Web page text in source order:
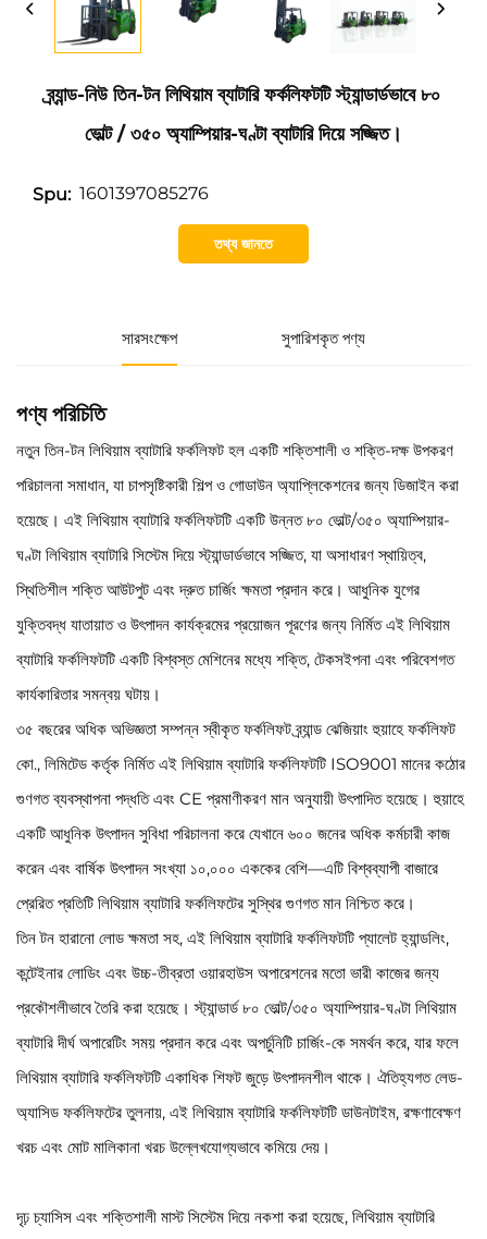
ব্র্যান্ড-নিউ তিন-টন লিথিয়াম ব্যাটারি ফর্কলিফটটি স্ট্যান্ডার্ডভাবে ৮০
ভোল্ট / ৩৫০ অ্যাম্পিয়ার-ঘণ্টা ব্যাটারি দিয়ে সজ্জিত।
Spu: 1601397085276
তথ্য জানতে
সারসংক্ষেপ সুপারিশকৃত পণ্য
পণ্য পরিচিতি
নতুন তিন-টন লিথিয়াম ব্যাটারি ফর্কলিফট হল একটি শক্তিশালী ও শক্তি-দক্ষ উপকরণ
পরিচালনা সমাধান, যা চাপসৃষ্টিকারী শিল্প ও গোডাউন অ্যাপ্লিকেশনের জন্য ডিজাইন করা
হয়েছে। এই লিথিয়াম ব্যাটারি ফর্কলিফটটি একটি উন্নত ৮০ ভোল্ট/৩৫০ অ্যাম্পিয়ার-
ঘণ্টা লিথিয়াম ব্যাটারি সিস্টেম দিয়ে স্ট্যান্ডার্ডভাবে সজ্জিত, যা অসাধারণ স্থায়িত্ব,
স্থিতিশীল শক্তি আউটপুট এবং দ্রুত চার্জিং ক্ষমতা প্রদান করে। আধুনিক যুগের
যুক্তিবদ্ধ যাতায়াত ও উৎপাদন কার্যক্রমের প্রয়োজন পূরণের জন্য নির্মিত এই লিথিয়াম
ব্যাটারি ফর্কলিফটটি একটি বিশ্বস্ত মেশিনের মধ্যে শক্তি, টেকসইপনা এবং পরিবেশগত
কার্যকারিতার সমন্বয় ঘটায়।
৩৫ বছরের অধিক অভিজ্ঞতা সম্পন্ন স্বীকৃত ফর্কলিফট ব্র্যান্ড ঝেজিয়াং হুয়াহে ফর্কলিফট
কো., লিমিটেড কর্তৃক নির্মিত এই লিথিয়াম ব্যাটারি ফর্কলিফটটি ISO9001 মানের কঠোর
গুণগত ব্যবস্থাপনা পদ্ধতি এবং CE প্রমাণীকরণ মান অনুযায়ী উৎপাদিত হয়েছে। হুয়াহে
একটি আধুনিক উৎপাদন সুবিধা পরিচালনা করে যেখানে ৬০০ জনের অধিক কর্মচারী কাজ
করেন এবং বার্ষিক উৎপাদন সংখ্যা ১০,০০০ এককের বেশি—এটি বিশ্বব্যাপী বাজারে
প্রেরিত প্রতিটি লিথিয়াম ব্যাটারি ফর্কলিফটের সুস্থির গুণগত মান নিশ্চিত করে।
তিন টন হারানো লোড ক্ষমতা সহ, এই লিথিয়াম ব্যাটারি ফর্কলিফটটি প্যালেট হ্যান্ডলিং,
কন্টেইনার লোডিং এবং উচ্চ-তীব্রতা ওয়ারহাউস অপারেশনের মতো ভারী কাজের জন্য
প্রকৌশলীভাবে তৈরি করা হয়েছে। স্ট্যান্ডার্ড ৮০ ভোল্ট/৩৫০ অ্যাম্পিয়ার-ঘণ্টা লিথিয়াম
ব্যাটারি দীর্ঘ অপারেটিং সময় প্রদান করে এবং অপর্চুনিটি চার্জিং-কে সমর্থন করে, যার ফলে
লিথিয়াম ব্যাটারি ফর্কলিফটটি একাধিক শিফট জুড়ে উৎপাদনশীল থাকে। ঐতিহ্যগত লেড-
অ্যাসিড ফর্কলিফটের তুলনায়, এই লিথিয়াম ব্যাটারি ফর্কলিফটটি ডাউনটাইম, রক্ষণাবেক্ষণ
খরচ এবং মোট মালিকানা খরচ উল্লেখযোগ্যভাবে কমিয়ে দেয়।
দৃঢ় চ্যাসিস এবং শক্তিশালী মাস্ট সিস্টেম দিয়ে নকশা করা হয়েছে, লিথিয়াম ব্যাটারি